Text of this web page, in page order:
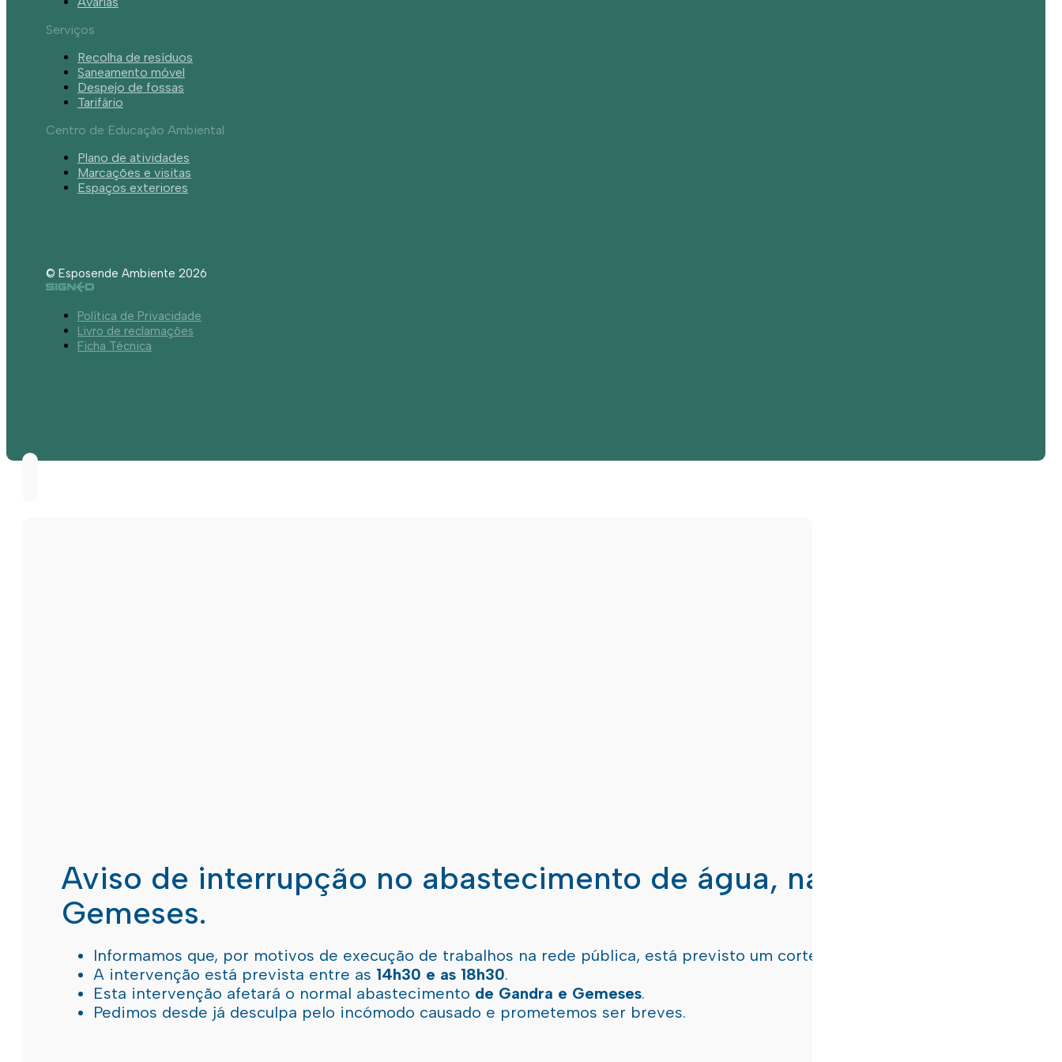
Serviços
Recolha de resíduos
Saneamento móvel
Despejo de fossas
Tarifário
Centro de Educação Ambiental
Plano de atividades
Marcações e visitas
Espaços exteriores
© Esposende Ambiente 2026
Política de Privacidade
Livro de reclamações
Ficha Técnica
Aviso de interrupção no abastecimento de água, nas freguesias de
Gemeses.
Informamos que, por motivos de execução de trabalhos na rede pública, está previsto um corte de água
A intervenção está prevista entre as 14h30 e as 18h30.
Esta intervenção afetará o normal abastecimento de Gandra e Gemeses.
Pedimos desde já desculpa pelo incómodo causado e prometemos ser breves.